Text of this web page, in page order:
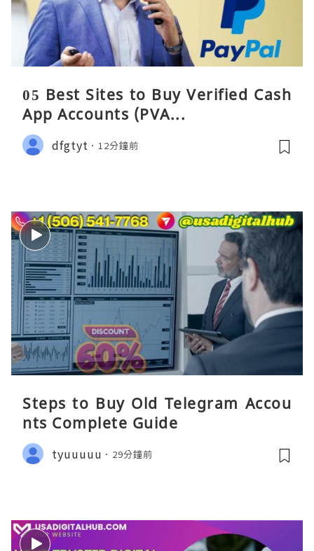
05 Best Sites to Buy Verified Cash
App Accounts (PVA...
dfgtyt 12分鐘前
Steps to Buy Old Telegram Accou
nts Complete Guide
tyuuuuu 29分鐘前